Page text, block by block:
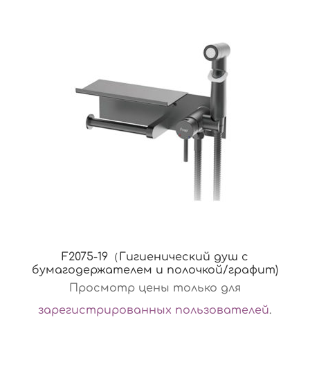
F2075-19（Гигиенический душ с
бумагодержателем и полочкой/графит)
Просмотр цены только для
зарегистрированных пользователей.